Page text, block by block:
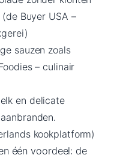
Buyer USA –
sauzen zoals
– culinair
en delicate
kookplatform)
één voordeel: de